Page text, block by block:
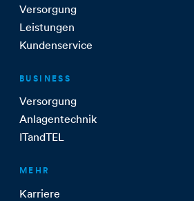
Versorgung
Leistungen
Kundenservice
BUSINESS
Versorgung
Anlagentechnik
ITandTEL
MEHR
Karriere